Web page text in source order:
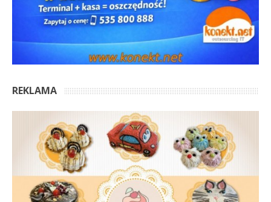
REKLAMA